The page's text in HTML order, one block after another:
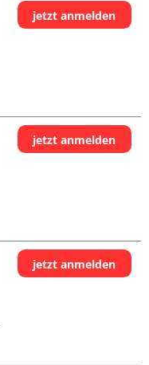
jetzt anmelden
jetzt anmelden
jetzt anmelden